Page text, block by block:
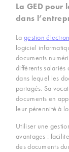
La GED pour
dans
La gestion
logiciel
documents
différents salariés
dans lequel les
partagés. Sa
documents en
leur pérennité à
Utiliser une
avantages :
des documents